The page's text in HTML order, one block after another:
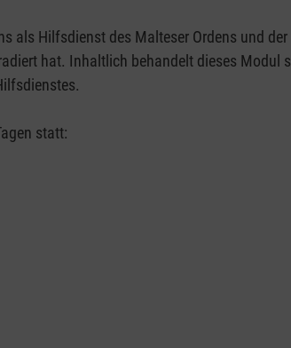
als Hilfsdienst des Malteser Ordens und
hat. Inhaltlich behandelt dieses Modul
statt: